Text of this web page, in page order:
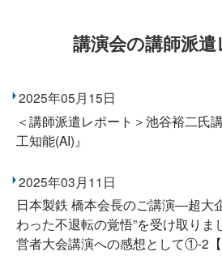
講演会の講師派遣
2025年05月15日
＜講師派遣レポート＞池谷裕二氏
工知能(AI)』
2025年03月11日
日本製鉄 橋本会長のご講演―超大
わった不退転の覚悟”を受け取りま
営者大会講演への感想として①-2【